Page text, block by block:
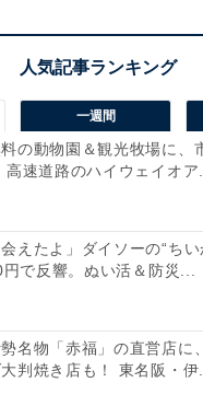
同時充電が可能なコン
Cケーブルが2本付
出力に対応しており、
ピーディーに充電でき
と折りたたみ式プラグ
スフリー。ライムグリ
の中でも見つけやすく
ントにもなります。独
デバイスを熱や過電圧
す。
一週間
料の動物園＆観光牧場に、
速道路のハイウェイオア
会えたよ」ダイソーの“ちい
で反響。ぬい活＆防災...
勢名物「赤福」の直営店に
判焼き店も！ 東名阪・伊